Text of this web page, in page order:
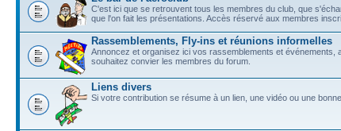
C'est ici que se retrouvent tous les membres du club, que
que l'on fait les présentations. Accès réservé aux membres
Rassemblements, Fly-ins et réunions informelles
Annoncez et organisez ici vos rassemblements et événements,
souhaitez convier les membres du forum.
Liens divers
Si votre contribution se résume à un lien, une vidéo ou une